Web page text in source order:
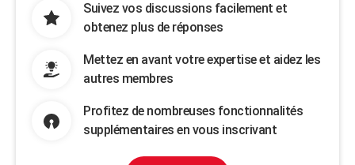
Suivez vos discussions facilement et
obtenez plus de réponses
Mettez en avant votre expertise et aidez les
autres membres
Profitez de nombreuses fonctionnalités
supplémentaires en vous inscrivant